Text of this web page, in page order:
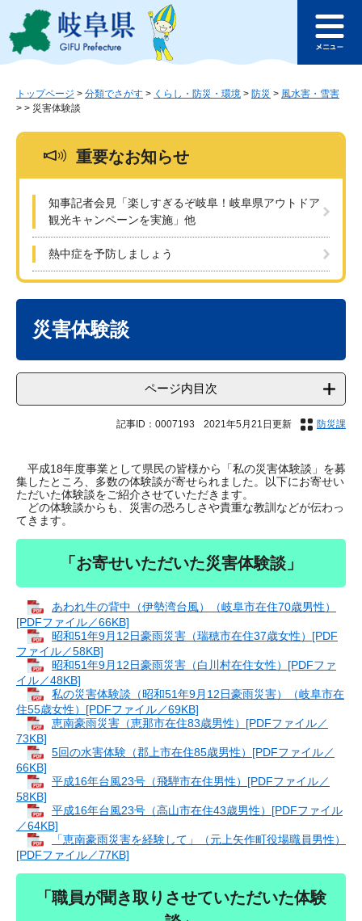
ジ
ュ
このページの本文へ
ュ
トップページ > 分類でさがす > くらし・防災・環境 > 防災 > 風水害・雪害
> > 災害体験談
重要なお知らせ
知事記者会見「楽しすぎるぞ岐阜！岐阜県アウトドア
観光キャンペーンを実施」他
熱中症を予防しましょう
災害体験談
ページ内目次
記事ID：0007193 2021年5月21日更新 防災課
平成18年度事業として県民の皆様から「私の災害体験談」を募
集したところ、多数の体験談が寄せられました。以下にお寄せい
ただいた体験談をご紹介させていただきます。
どの体験談からも、災害の恐ろしさや貴重な教訓などが伝わっ
てきます。
「お寄せいただいた災害体験談」
あわれ牛の背中（伊勢湾台風）（岐阜市在住70歳男性）
[PDFファイル／66KB]
昭和51年9月12日豪雨災害（瑞穂市在住37歳女性）[PDF
ファイル／58KB]
昭和51年9月12日豪雨災害（白川村在住女性）[PDFファ
イル／48KB]
私の災害体験談（昭和51年9月12日豪雨災害）（岐阜市在
住55歳女性）[PDFファイル／69KB]
恵南豪雨災害（恵那市在住83歳男性）[PDFファイル／
73KB]
5回の水害体験（郡上市在住85歳男性）[PDFファイル／
66KB]
平成16年台風23号（飛騨市在住男性）[PDFファイル／
58KB]
平成16年台風23号（高山市在住43歳男性）[PDFファイル
／64KB]
「恵南豪雨災害を経験して」（元上矢作町役場職員男性）
[PDFファイル／77KB]
「職員が聞き取りさせていただいた体験